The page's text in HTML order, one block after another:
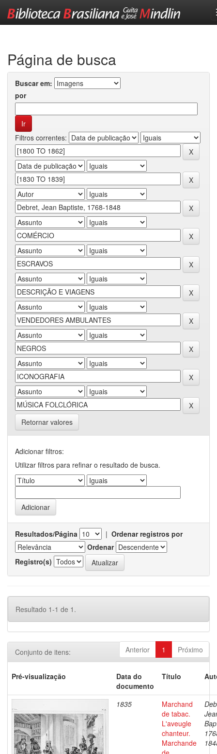
Página de busca
Buscar em:
por
Filtros correntes:
Retornar valores
Adicionar filtros:
Utilizar filtros para refinar o resultado de busca.
Resultados/Página | Ordenar registros por
Ordenar
Registro(s)
Resultado 1-1 de 1.
Anterior 1 Próximo
Conjunto de itens:
Pré-visualização
Data do
documento
Título
1835
Marchand
de tabac.
L'aveugle
chanteur.
Marchande